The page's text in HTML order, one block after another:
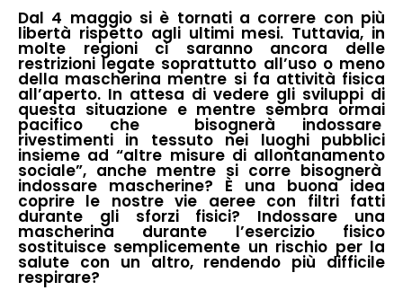
Dal 4 maggio si è tornati a correre con più
libertà rispetto agli ultimi mesi. Tuttavia, in
molte regioni ci saranno ancora delle
restrizioni legate soprattutto all’uso o meno
della mascherina mentre si fa attività fisica
all’aperto. In attesa di vedere gli sviluppi di
questa situazione e mentre sembra ormai
pacifico che bisognerà indossare
rivestimenti in tessuto nei luoghi pubblici
insieme ad “altre misure di allontanamento
sociale”, anche mentre si corre bisognerà
indossare mascherine? È una buona idea
coprire le nostre vie aeree con filtri fatti
durante gli sforzi fisici? Indossare una
mascherina durante l’esercizio fisico
sostituisce semplicemente un rischio per la
salute con un altro, rendendo più difficile
respirare?